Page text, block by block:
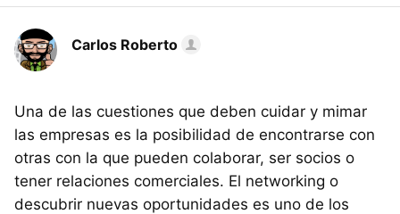
Carlos Roberto
Una de las cuestiones que deben cuidar y mimar
las empresas es la posibilidad de encontrarse con
otras con la que pueden colaborar, ser socios o
tener relaciones comerciales. El networking o
descubrir nuevas oportunidades es uno de los